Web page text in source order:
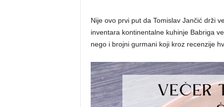
Nije ovo prvi put da Tomislav Jančić drži
inventara kontinentalne kuhinje Babriga
nego i brojni gurmani koji kroz recenzije